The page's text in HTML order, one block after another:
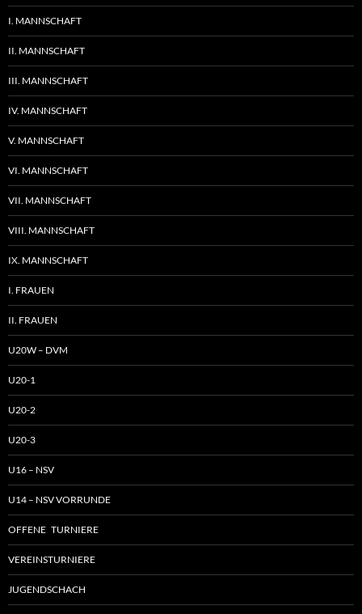
I. MANNSCHAFT
II. MANNSCHAFT
III. MANNSCHAFT
IV. MANNSCHAFT
V. MANNSCHAFT
VI. MANNSCHAFT
VII. MANNSCHAFT
VIII. MANNSCHAFT
IX. MANNSCHAFT
I. FRAUEN
II. FRAUEN
U20W – DVM
U20-1
U20-2
U20-3
U16 – NSV
U14 – NSV VORRUNDE
OFFENE TURNIERE
VEREINSTURNIERE
JUGENDSCHACH